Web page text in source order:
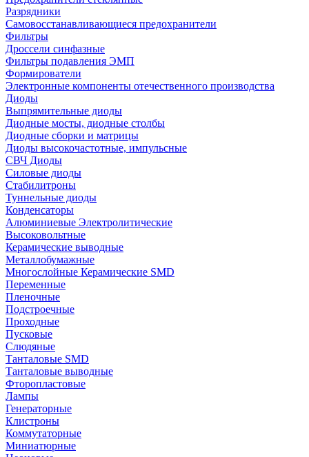
Разрядники
Самовосстанавливающиеся предохранители
Фильтры
Дроссели синфазные
Фильтры подавления ЭМП
Формирователи
Электронные компоненты отечественного производства
Диоды
Выпрямительные диоды
Диодные мосты, диодные столбы
Диодные сборки и матрицы
Диоды высокочастотные, импульсные
СВЧ Диоды
Силовые диоды
Стабилитроны
Туннельные диоды
Конденсаторы
Алюминиевые Электролитические
Высоковольтные
Керамические выводные
Металлобумажные
Многослойные Керамические SMD
Переменные
Пленочные
Подстроечные
Проходные
Пусковые
Слюдяные
Танталовые SMD
Танталовые выводные
Фторопластовые
Лампы
Генераторные
Клистроны
Коммутаторные
Миниатюрные